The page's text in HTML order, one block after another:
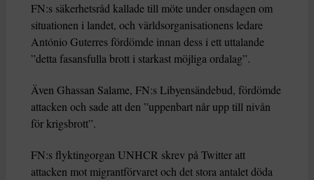
FN:s säkerhetsråd kallade till möte under onsdagen om
situationen i landet, och världsorganisationens ledare
António Guterres fördömde innan dess i ett uttalande
”detta fasansfulla brott i starkast möjliga ordalag”.
Även Ghassan Salame, FN:s Libyensändebud, fördömde
attacken och sade att den ”uppenbart når upp till nivån
för krigsbrott”.
FN:s flyktingorgan UNHCR skrev på Twitter att
attacken mot migrantförvaret och det stora antalet döda